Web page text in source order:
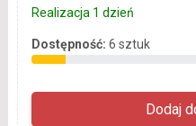
Realizacja 1 dzień
Dostępność: 6 sztuk